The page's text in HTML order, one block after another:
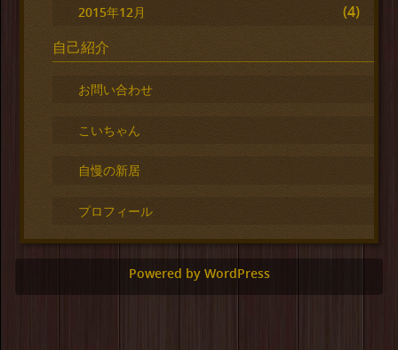
2015年12月
(4)
自己紹介
お問い合わせ
こいちゃん
自慢の新居
プロフィール
Powered by WordPress